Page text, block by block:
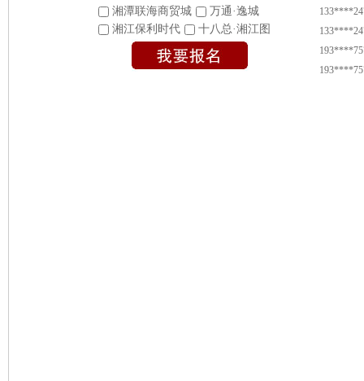
湘潭联海商贸城
万通·逸城
湘江保利时代
十八总·湘江图